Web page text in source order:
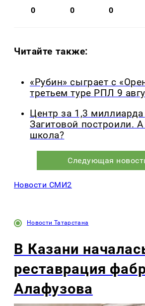
0 0 0
Читайте также:
«Рубин» сыграет с
третьем туре РПЛ 9
Центр за 1,3
Загитовой построили. А
школа?
Следующая
Новости СМИ2
Новости Татарстана
В Казани
реставрация
Алафузова